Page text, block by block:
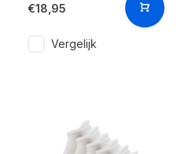
€18,95
Vergelijk